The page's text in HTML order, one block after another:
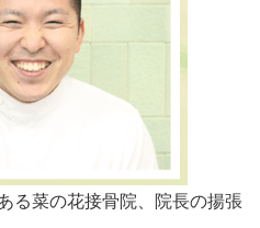
る菜の花接骨院、院長の揚張